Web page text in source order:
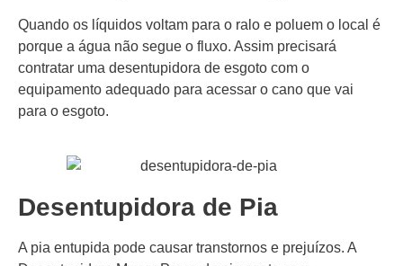
Quando os líquidos voltam para o ralo e poluem o local é
porque a água não segue o fluxo. Assim precisará
contratar uma desentupidora de esgoto com o
equipamento adequado para acessar o cano que vai
para o esgoto.
Desentupidora de Pia
A pia entupida pode causar transtornos e prejuízos. A